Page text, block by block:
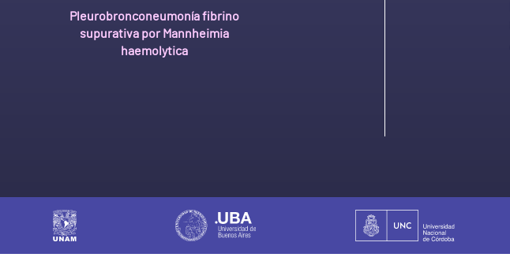
Pleurobronconeumonía fibrino
supurativa por Mannheimia
haemolytica